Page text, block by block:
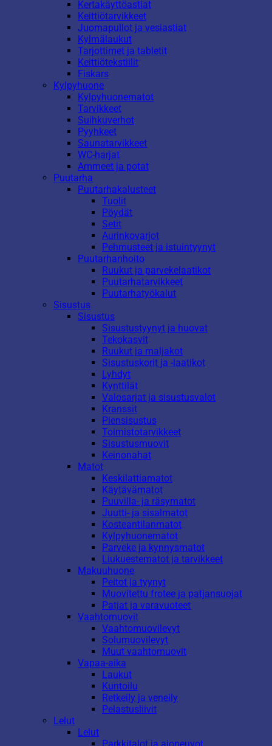
Kertakäyttöastiat
Keittiötarvikkeet
Juomapullot ja vesiastiat
Kylmälaukut
Tarjottimet ja tabletit
Keittiötekstiilit
Fiskars
Kylpyhuone
Kylpyhuonematot
Tarvikkeet
Suihkuverhot
Pyyhkeet
Saunatarvikkeet
WC-harjat
Ammeet ja potat
Puutarha
Puutarhakalusteet
Tuolit
Pöydät
Setit
Aurinkovarjot
Pehmusteet ja istuintyynyt
Puutarhanhoito
Ruukut ja parvekelaatikot
Puutarhatarvikkeet
Puutarhatyökalut
Sisustus
Sisustus
Sisustustyynyt ja huovat
Tekokasvit
Ruukut ja maljakot
Sisustuskorit ja -laatikot
Lyhdyt
Kynttilät
Valosarjat ja sisustusvalot
Kranssit
Piensisustus
Toimistotarvikkeet
Sisustusmuovit
Keinonahat
Matot
Keskilattiamatot
Käytävämatot
Puuvilla- ja räsymatot
Juutti- ja sisalmatot
Kosteantilanmatot
Kylpyhuonematot
Parveke ja kynnysmatot
Liukuestematot ja tarvikkeet
Makuuhuone
Peitot ja tyynyt
Muovitettu frotee ja patjansuojat
Patjat ja varavuoteet
Vaahtomuovit
Vaahtomuovilevyt
Solumuovilevyt
Muut vaahtomuovit
Vapaa-aika
Laukut
Kuntoilu
Retkeily ja veneily
Pelastusliivit
Lelut
Lelut